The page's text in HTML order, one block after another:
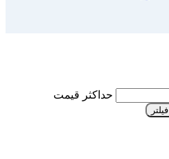
حداکثر قیمت
فیلتر